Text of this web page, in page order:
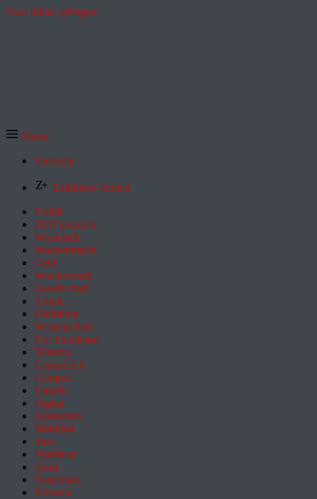
Zum Inhalt springen
Menü
Startseite
Exklusive Artikel
Politik
ZEITmagazin
Wirtschaft
Wochenmarkt
Geld
Wochenende
Gesellschaft
Arbeit
Feuilleton
Wissenschaft
Pol. Feuilleton
Bildung
Gesundheit
Campus
Familie
Digital
Entdecken
Mobilität
Sinn
Hamburg
Sport
Österreich
Schweiz